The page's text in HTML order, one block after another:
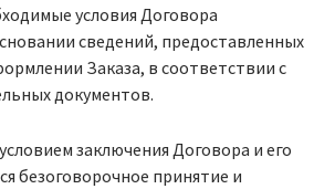
условия Договора
сведений, предоставленных
Заказа, в соответствии с
документов.
заключения Договора и его
безоговорочное принятие и